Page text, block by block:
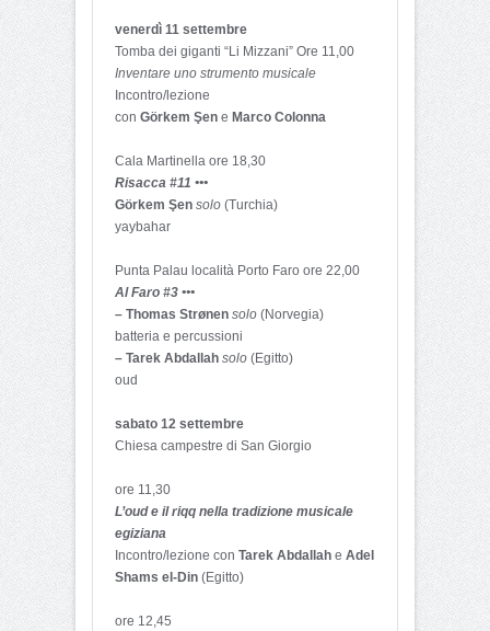
venerdì 11 settembre
Tomba dei giganti “Li Mizzani” Ore 11,00
Inventare uno strumento musicale
Incontro/lezione
con Görkem Şen e Marco Colonna
Cala Martinella ore 18,30
Risacca #11 •••
Görkem Şen solo (Turchia)
yaybahar
Punta Palau località Porto Faro ore 22,00
Al Faro #3 •••
– Thomas Strønen solo (Norvegia)
batteria e percussioni
– Tarek Abdallah solo (Egitto)
oud
sabato 12 settembre
Chiesa campestre di San Giorgio
ore 11,30
L’oud e il riqq nella tradizione musicale
egiziana
Incontro/lezione con Tarek Abdallah e Adel
Shams el-Din (Egitto)
ore 12,45